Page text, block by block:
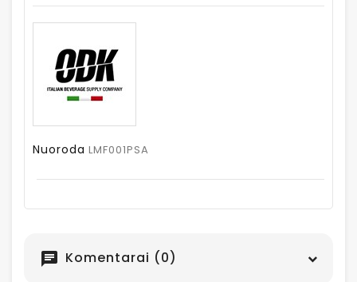
Nuoroda LMF001PSA
chat Komentarai (0)